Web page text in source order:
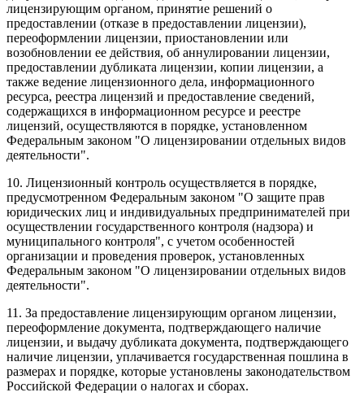
лицензирующим органом, принятие решений о
предоставлении (отказе в предоставлении лицензии),
переоформлении лицензии, приостановлении или
возобновлении ее действия, об аннулировании лицензии,
предоставлении дубликата лицензии, копии лицензии, а
также ведение лицензионного дела, информационного
ресурса, реестра лицензий и предоставление сведений,
содержащихся в информационном ресурсе и реестре
лицензий, осуществляются в порядке, установленном
Федеральным законом "О лицензировании отдельных видов
деятельности".
10. Лицензионный контроль осуществляется в порядке,
предусмотренном Федеральным законом "О защите прав
юридических лиц и индивидуальных предпринимателей при
осуществлении государственного контроля (надзора) и
муниципального контроля", с учетом особенностей
организации и проведения проверок, установленных
Федеральным законом "О лицензировании отдельных видов
деятельности".
11. За предоставление лицензирующим органом лицензии,
переоформление документа, подтверждающего наличие
лицензии, и выдачу дубликата документа, подтверждающего
наличие лицензии, уплачивается государственная пошлина в
размерах и порядке, которые установлены законодательством
Российской Федерации о налогах и сборах.